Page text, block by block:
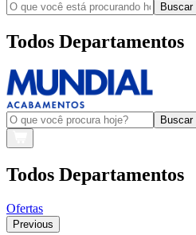
Buscar
Todos Departamentos
Buscar
Todos Departamentos
Ofertas
Previous